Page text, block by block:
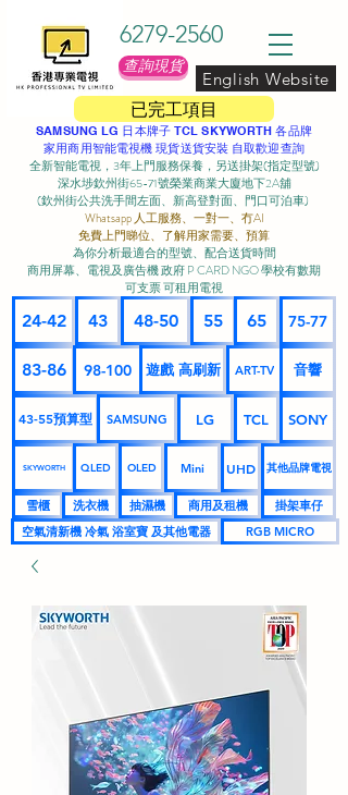
已完工項目
6279-2560
查詢現貨
English Website
SAMSUNG LG 日本牌子 TCL SKYWORTH 各品牌
家用商用智能電視機 現貨送貨安裝 自取歡迎查詢
全新智能電視，3年上門服務保養，另送掛架(指定型號)
深水埗欽州街65-71號榮業商業大廈地下2A舖
(欽州街公共洗手間左面、新高登對面、門口可泊車) ​
Whatsapp 人工服務、一對一、冇AI
免費上門睇位、了解用家需要、預算
為你分析最適合的型號、配合送貨時間
商用屏幕、電視及廣告機 政府 P CARD NGO 學校有數期
可支票 可租用電視
24-42 43 48-50 55 65 75-77
83-86 98-100 遊戲 高刷新 ART-TV 音響
43-55預算型 SAMSUNG LG TCL SONY
SKYWORTH QLED OLED Mini UHD 其他品牌電視
雪櫃 洗衣機 抽濕機 商用及租機
掛架車仔
空氣清新機 冷氣 浴室寶 及其他電器
RGB MICRO